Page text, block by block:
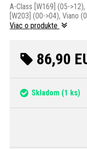
A-Class [W169] (05-
[W203] (00->04), Viano
Viac o produkte
86,90
Skladom (1 ks)